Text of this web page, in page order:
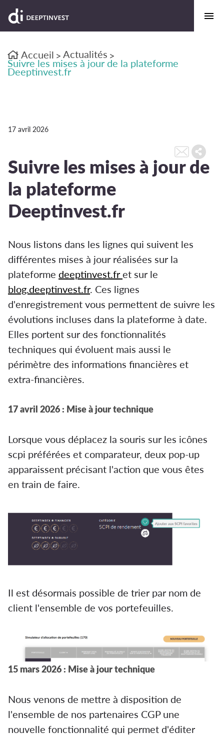
Accueil > Actualités >
Suivre les mises à jour de la plateforme
Deeptinvest.fr
17 avril 2026
Suivre les mises à jour de
la plateforme
Deeptinvest.fr
Nous listons dans les lignes qui suivent les
différentes mises à jour réalisées sur la
plateforme deeptinvest.fr et sur le
blog.deeptinvest.fr. Ces lignes
d'enregistrement vous permettent de suivre les
évolutions incluses dans la plateforme à date.
Elles portent sur des fonctionnalités
techniques qui évoluent mais aussi le
périmètre des informations financières et
extra-financières.
17 avril 2026 : Mise à jour technique
Lorsque vous déplacez la souris sur les icônes
scpi préférées et comparateur, deux pop-up
apparaissent précisant l'action que vous êtes
en train de faire.
Il est désormais possible de trier par nom de
client l'ensemble de vos portefeuilles.
15 mars 2026 : Mise à jour technique
Nous venons de mettre à disposition de
l'ensemble de nos partenaires CGP une
nouvelle fonctionnalité qui permet d'éditer